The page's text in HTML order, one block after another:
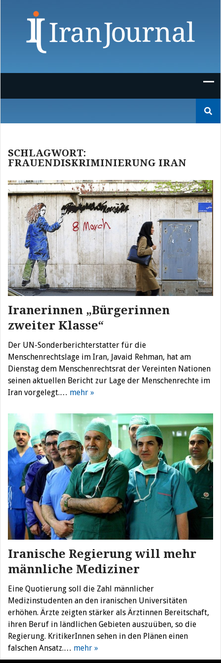
nach:
SCHLAGWORT:
FRAUENDISKRIMINIERUNG IRAN
Iranerinnen „Bürgerinnen
zweiter Klasse“
Der UN-Sonderberichterstatter für die
Menschenrechtslage im Iran, Javaid Rehman, hat am
Dienstag dem Menschenrechtsrat der Vereinten Nationen
seinen aktuellen Bericht zur Lage der Menschenrechte im
Iran vorgelegt.… mehr »
Iranische Regierung will mehr
männliche Mediziner
Eine Quotierung soll die Zahl männlicher
Medizinstudenten an den iranischen Universitäten
erhöhen. Ärzte zeigten stärker als Ärztinnen Bereitschaft,
ihren Beruf in ländlichen Gebieten auszuüben, so die
Regierung. KritikerInnen sehen in den Plänen einen
falschen Ansatz.… mehr »